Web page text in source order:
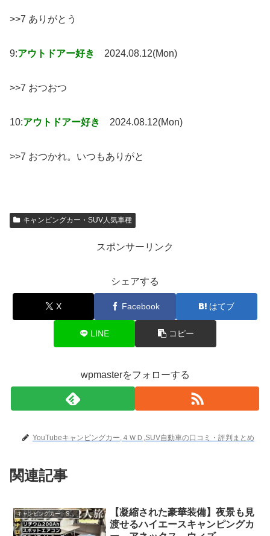
>>7 ありがとう
9:アウトドアー好き 2024.08.12(Mon)
>>7 おつおつ
10:アウトドアー好き 2024.08.12(Mon)
>>7 おつかれ。いつもありがと
キャンピングカー・SUV人気車種
スポンサーリンク
シェアする
X Facebook はてブ
LINE コピー
wpmasterをフォローする
YouTubeキャンピングカー,４ＷＤ,SUV自動車の口コミ・評判まとめ
関連記事
キャンピングカー・SUV人気車種
【凝縮された豪華装備】夜景も見
渡せるハイエースキャンピングカ